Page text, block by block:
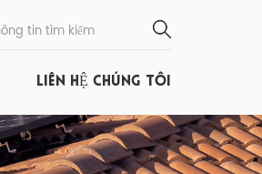
LIÊN HỆ CHÚNG TÔI